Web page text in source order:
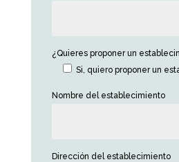
¿Quieres proponer un
Si, quiero proponer un
Nombre del establecimiento
Dirección del establecimiento